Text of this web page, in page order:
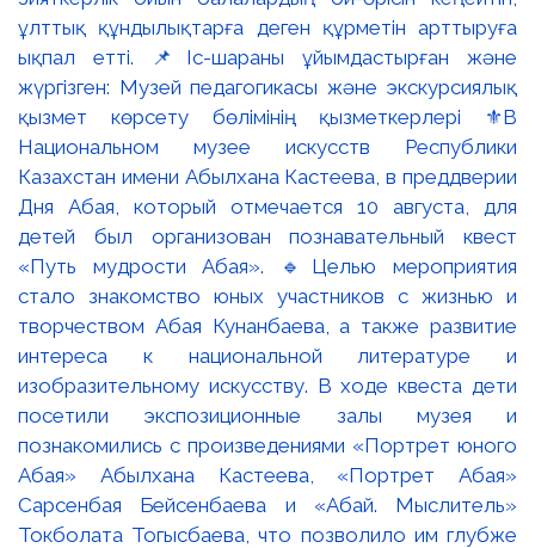
ұлттық құндылықтарға деген құрметін арттыруға
ықпал етті. 📌Іс-шараны ұйымдастырған және
жүргізген: Музей педагогикасы және экскурсиялық
қызмет көрсету бөлімінің қызметкерлері ⚜️В
Национальном музее искусств Республики
Казахстан имени Абылхана Кастеева, в преддверии
Дня Абая, который отмечается 10 августа, для
детей был организован познавательный квест
«Путь мудрости Абая». 🔹Целью мероприятия
стало знакомство юных участников с жизнью и
творчеством Абая Кунанбаева, а также развитие
интереса к национальной литературе и
изобразительному искусству. В ходе квеста дети
посетили экспозиционные залы музея и
познакомились с произведениями «Портрет юного
Абая» Абылхана Кастеева, «Портрет Абая»
Сарсенбая Бейсенбаева и «Абай. Мыслитель»
Токболата Тогысбаева, что позволило им глубже